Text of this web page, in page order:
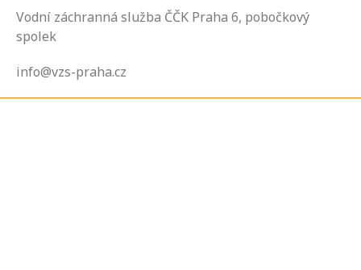
Vodní záchranná služba ČČK Praha 6, pobočkový
spolek
info@vzs-praha.cz